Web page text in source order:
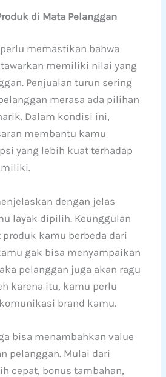
di Mata Pelanggan
memastikan bahwa
memiliki nilai yang
Penjualan turun sering
merasa ada pilihan
Dalam kondisi ini,
membantu kamu
yang lebih kuat terhadap
miliki.
dengan jelas
layak dipilih. Keunggulan
kamu berbeda dari
gak bisa menyampaikan
pelanggan juga akan ragu
karena itu, kamu perlu
brand kamu.
bisa menambahkan value
pelanggan. Mulai dari
cepat, bonus tambahan,